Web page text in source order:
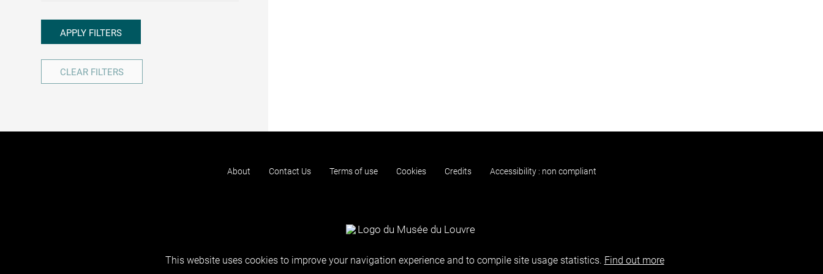
APPLY FILTERS
CLEAR FILTERS
About Contact Us Terms of use Cookies Credits Accessibility : non compliant
This website uses cookies to improve your navigation experience and to compile site usage statistics. Find out more